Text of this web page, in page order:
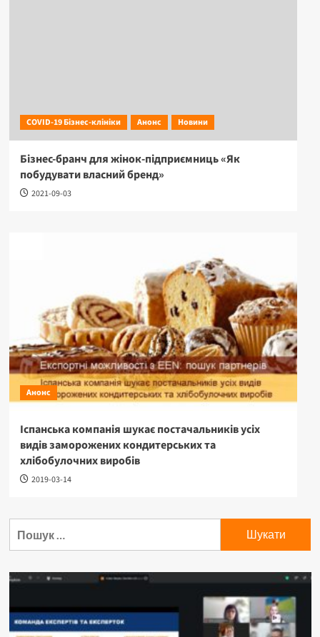
COVID-19 Бізнес-клініки Анонс Новини
Бізнес-бранч для жінок-підприємниць «Як
побудувати власний бренд»
2021-09-03
Анонс
Іспанська компанія шукає постачальників усіх
видів заморожених кондитерських та
хлібобулочних виробів
2019-03-14